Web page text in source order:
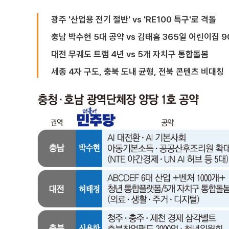
광주 '산업용 전기 절반' vs 'RE100 특구'로 격돌
충남 박수현 5대 공약 vs 김태흠 365일 어린이집
대전 무궤도 트램 4년 vs 5개 자치구 통합돌봄
세종 4자 구도, 충북 도내 균형, 전북 콘텐츠 비대칭